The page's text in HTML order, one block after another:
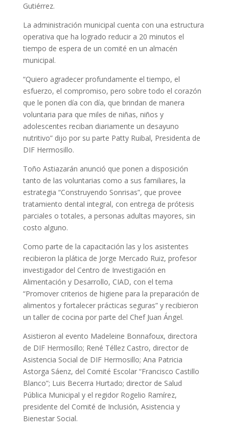
Gutiérrez.
La administración municipal cuenta con una estructura
operativa que ha logrado reducir a 20 minutos el
tiempo de espera de un comité en un almacén
municipal.
“Quiero agradecer profundamente el tiempo, el
esfuerzo, el compromiso, pero sobre todo el corazón
que le ponen día con día, que brindan de manera
voluntaria para que miles de niñas, niños y
adolescentes reciban diariamente un desayuno
nutritivo” dijo por su parte Patty Ruibal, Presidenta de
DIF Hermosillo.
Toño Astiazarán anunció que ponen a disposición
tanto de las voluntarias como a sus familiares, la
estrategia “Construyendo Sonrisas”, que provee
tratamiento dental integral, con entrega de prótesis
parciales o totales, a personas adultas mayores, sin
costo alguno.
Como parte de la capacitación las y los asistentes
recibieron la plática de Jorge Mercado Ruiz, profesor
investigador del Centro de Investigación en
Alimentación y Desarrollo, CIAD, con el tema
“Promover criterios de higiene para la preparación de
alimentos y fortalecer prácticas seguras” y recibieron
un taller de cocina por parte del Chef Juan Ángel.
Asistieron al evento Madeleine Bonnafoux, directora
de DIF Hermosillo; René Téllez Castro, director de
Asistencia Social de DIF Hermosillo; Ana Patricia
Astorga Sáenz, del Comité Escolar “Francisco Castillo
Blanco”; Luis Becerra Hurtado; director de Salud
Pública Municipal y el regidor Rogelio Ramírez,
presidente del Comité de Inclusión, Asistencia y
Bienestar Social.